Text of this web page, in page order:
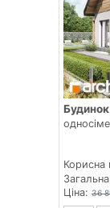
Ціна: 36